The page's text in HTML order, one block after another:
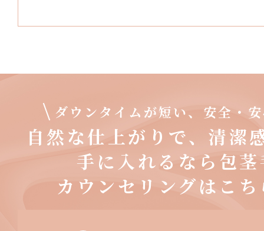
ダウンタイムが短い、安全・
自然な仕上がりで、清潔
手に入れるなら包
カウンセリングはこ